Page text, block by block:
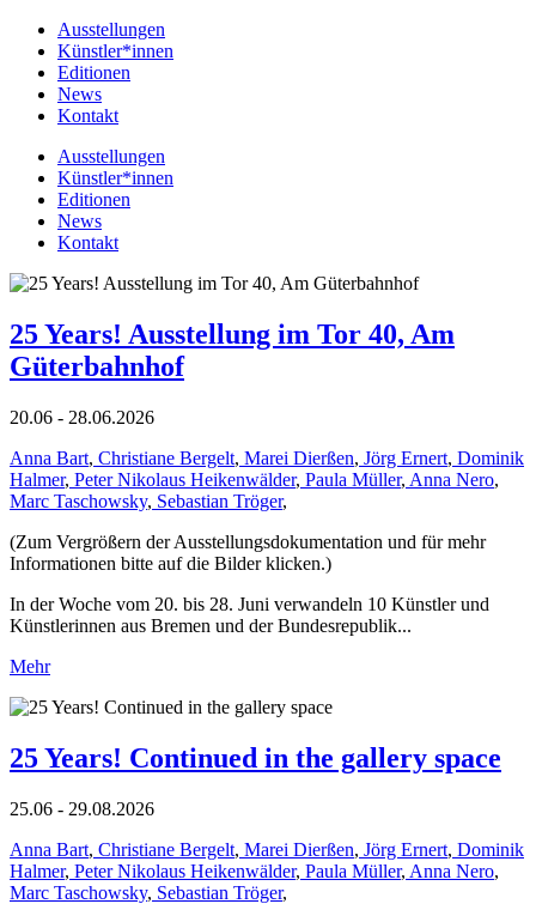
Ausstellungen
Künstler*innen
Editionen
News
Kontakt
Ausstellungen
Künstler*innen
Editionen
News
Kontakt
25 Years! Ausstellung im Tor 40, Am
Güterbahnhof
20.06 - 28.06.2026
Anna Bart, Christiane Bergelt, Marei Dierßen, Jörg Ernert, Dominik
Halmer, Peter Nikolaus Heikenwälder, Paula Müller, Anna Nero,
Marc Taschowsky, Sebastian Tröger,
(Zum Vergrößern der Ausstellungsdokumentation und für mehr
Informationen bitte auf die Bilder klicken.)
In der Woche vom 20. bis 28. Juni verwandeln 10 Künstler und
Künstlerinnen aus Bremen und der Bundesrepublik...
Mehr
25 Years! Continued in the gallery space
25.06 - 29.08.2026
Anna Bart, Christiane Bergelt, Marei Dierßen, Jörg Ernert, Dominik
Halmer, Peter Nikolaus Heikenwälder, Paula Müller, Anna Nero,
Marc Taschowsky, Sebastian Tröger,